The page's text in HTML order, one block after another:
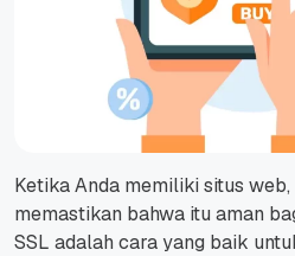
Ketika Anda memiliki situs
memastikan bahwa itu aman
SSL adalah cara yang baik